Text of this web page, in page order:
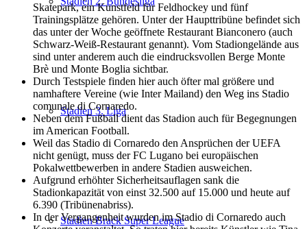
Stadien 3. Liga
Stadien Brack Super League
Skatepark, ein Kunstfeld für Feldhockey und fünf
Trainingsplätze gehören. Unter der Haupttribüne befindet sich
das unter der Woche geöffnete Restaurant Bianconero (auch
Schwarz-Weiß-Restaurant genannt). Vom Stadiongelände aus
sind unter anderem auch die eindrucksvollen Berge Monte
Brè und Monte Boglia sichtbar.
Durch Testspiele finden hier auch öfter mal größere und
namhaftere Vereine (wie Inter Mailand) den Weg ins Stadio
comunale di Cornaredo.
Neben dem Fußball dient das Stadion auch für Begegnungen
im American Football.
Weil das Stadio di Cornaredo den Ansprüchen der UEFA
nicht genügt, muss der FC Lugano bei europäischen
Pokalwettbewerben in andere Stadien ausweichen.
Aufgrund erhöhter Sicherheitsauflagen sank die
Stadionkapazität von einst 32.500 auf 15.000 und heute auf
6.390 (Tribünenabriss).
In der Vergangenheit wurden im Stadio di Cornaredo auch